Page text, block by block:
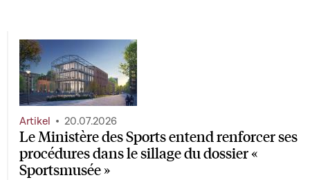
Le Ministère des Sports entend renforcer ses
procédures dans le sillage du dossier «
Sportsmusée »
Artikel 20.07.2026